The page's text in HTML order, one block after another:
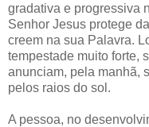
gradativa e progressiva
Senhor Jesus protege
creem na sua Palavra.
tempestade muito forte,
anunciam, pela manhã,
pelos raios do sol.
A pessoa, no